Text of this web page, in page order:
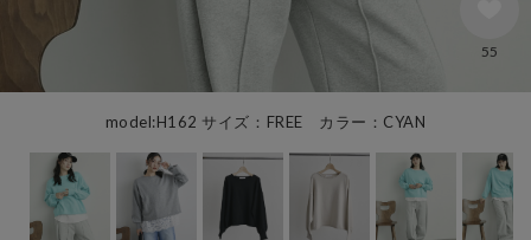
model:H162 サイズ：FREE カラー：CYAN
55